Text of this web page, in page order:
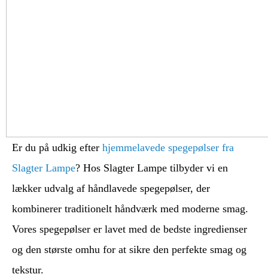
Er du på udkig efter hjemmelavede spegepølser fra
Slagter Lampe? Hos Slagter Lampe tilbyder vi en
lækker udvalg af håndlavede spegepølser, der
kombinerer traditionelt håndværk med moderne smag.
Vores spegepølser er lavet med de bedste ingredienser
og den største omhu for at sikre den perfekte smag og
tekstur.